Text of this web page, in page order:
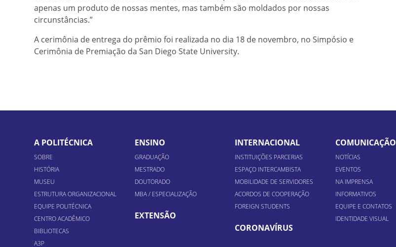
apenas um produto de nossas mentes, mas também são moldados por nossas
circunstâncias.”
A cerimônia de entrega do prêmio foi realizada no dia 18 de novembro, no Simpósio e
Cerimônia de Premiação da San Diego State University.
A POLITÉCNICA
SOBRE
HISTÓRIA
MUSEU
ESTRUTURA ORGANIZACIONAL
EQUIPE POLITÉCNICA
CENTRO ACADÊMICO
BIBLIOTECAS
A3P
ENSINO
GRADUAÇÃO
MESTRADO
DOUTORADO
MBA / ESPECIALIZAÇÃO
EXTENSÃO
INTERNACIONAL
INSTITUIÇÕES PARCERIAS
ESPAÇO INTERCAMBISTA
MOBILIDADE DE SERVIDORES
ACORDOS DE COOPERAÇÃO
FOREIGN STUDENTS
CORONAVÍRUS
COMUNICAÇÃO
NOTÍCIAS
EVENTOS
NA IMPRENSA
INFORMATIVOS
EQUIPE E CONTATOS
IDENTIDADE VISUAL